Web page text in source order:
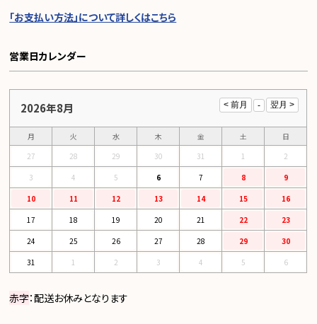
「お支払い方法」について詳しくはこちら
営業日カレンダー
2026年8月
月 火 水 木 金 土
日
27
28 29 30 31 1
2
3
4 5 6 7 8
9
10
11 12 13 14 15
16
17
18 19 20 21 22
23
24
25 26 27 28 29
30
31
1 2 3 4 5 6
赤字：配送お休みとなります